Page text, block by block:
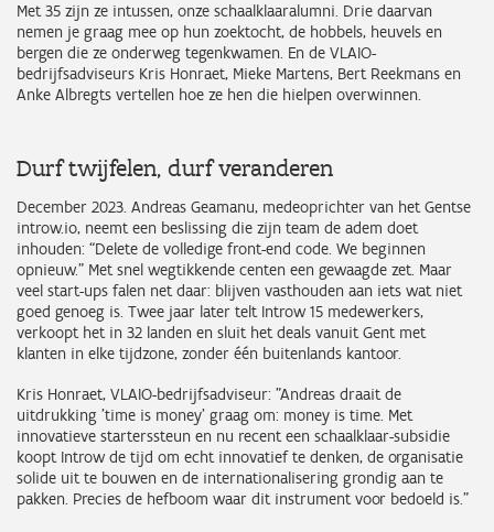
Met 35 zijn ze intussen, onze schaalklaaralumni. Drie daarvan
nemen je graag mee op hun zoektocht, de hobbels, heuvels en
bergen die ze onderweg tegenkwamen. En de VLAIO-
bedrijfsadviseurs Kris Honraet, Mieke Martens, Bert Reekmans en
Anke Albregts vertellen hoe ze hen die hielpen overwinnen.
Durf twijfelen, durf veranderen
December 2023. Andreas Geamanu, medeoprichter van het Gentse
introw.io, neemt een beslissing die zijn team de adem doet
inhouden: “Delete de volledige front-end code. We beginnen
opnieuw.” Met snel wegtikkende centen een gewaagde zet. Maar
veel start-ups falen net daar: blijven vasthouden aan iets wat niet
goed genoeg is. Twee jaar later telt Introw 15 medewerkers,
verkoopt het in 32 landen en sluit het deals vanuit Gent met
klanten in elke tijdzone, zonder één buitenlands kantoor.
Kris Honraet, VLAIO-bedrijfsadviseur: "Andreas draait de
uitdrukking 'time is money' graag om: money is time. Met
innovatieve starterssteun en nu recent een schaalklaar-subsidie
koopt Introw de tijd om echt innovatief te denken, de organisatie
solide uit te bouwen en de internationalisering grondig aan te
pakken. Precies de hefboom waar dit instrument voor bedoeld is."